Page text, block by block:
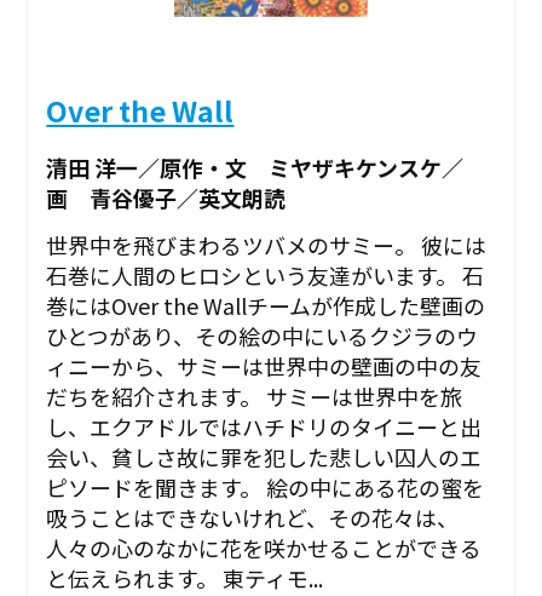
Over the Wall
清田 洋一／原作・文 ミヤザキケンスケ／
画 青谷優子／英文朗読
世界中を飛びまわるツバメのサミー。 彼には
石巻に人間のヒロシという友達がいます。 石
巻にはOver the Wallチームが作成した壁画の
ひとつがあり、その絵の中にいるクジラのウ
ィニーから、サミーは世界中の壁画の中の友
だちを紹介されます。 サミーは世界中を旅
し、エクアドルではハチドリのタイニーと出
会い、貧しさ故に罪を犯した悲しい囚人のエ
ピソードを聞きます。 絵の中にある花の蜜を
吸うことはできないけれど、その花々は、
人々の心のなかに花を咲かせることができる
と伝えられます。 東ティモ...